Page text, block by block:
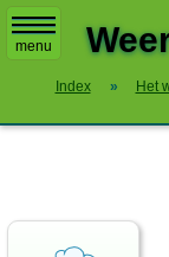
menu
Index » Het